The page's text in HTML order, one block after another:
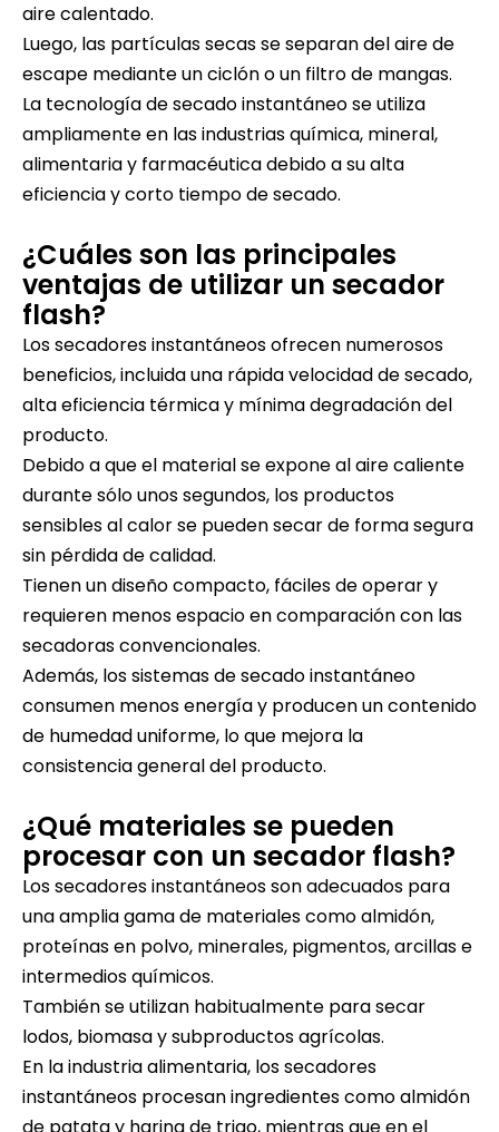
aire calentado.
Luego, las partículas secas se separan del aire de
escape mediante un ciclón o un filtro de mangas.
La tecnología de secado instantáneo se utiliza
ampliamente en las industrias química, mineral,
alimentaria y farmacéutica debido a su alta
eficiencia y corto tiempo de secado.
¿Cuáles son las principales
ventajas de utilizar un secador
flash?
Los secadores instantáneos ofrecen numerosos
beneficios, incluida una rápida velocidad de secado,
alta eficiencia térmica y mínima degradación del
producto.
Debido a que el material se expone al aire caliente
durante sólo unos segundos, los productos
sensibles al calor se pueden secar de forma segura
sin pérdida de calidad.
Tienen un diseño compacto, fáciles de operar y
requieren menos espacio en comparación con las
secadoras convencionales.
Además, los sistemas de secado instantáneo
consumen menos energía y producen un contenido
de humedad uniforme, lo que mejora la
consistencia general del producto.
¿Qué materiales se pueden
procesar con un secador flash?
Los secadores instantáneos son adecuados para
una amplia gama de materiales como almidón,
proteínas en polvo, minerales, pigmentos, arcillas e
intermedios químicos.
También se utilizan habitualmente para secar
lodos, biomasa y subproductos agrícolas.
En la industria alimentaria, los secadores
instantáneos procesan ingredientes como almidón